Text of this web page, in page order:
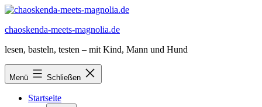
Zum
springen
chaoskenda-meets-magnolia.de
lesen, basteln, testen – mit Kind, Mann und Hund
Menü Schließen
Startseite